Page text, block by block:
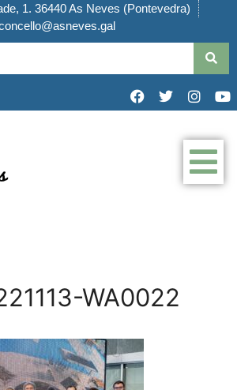
1. 36440 As Neves (Pontevedra)
WA0022